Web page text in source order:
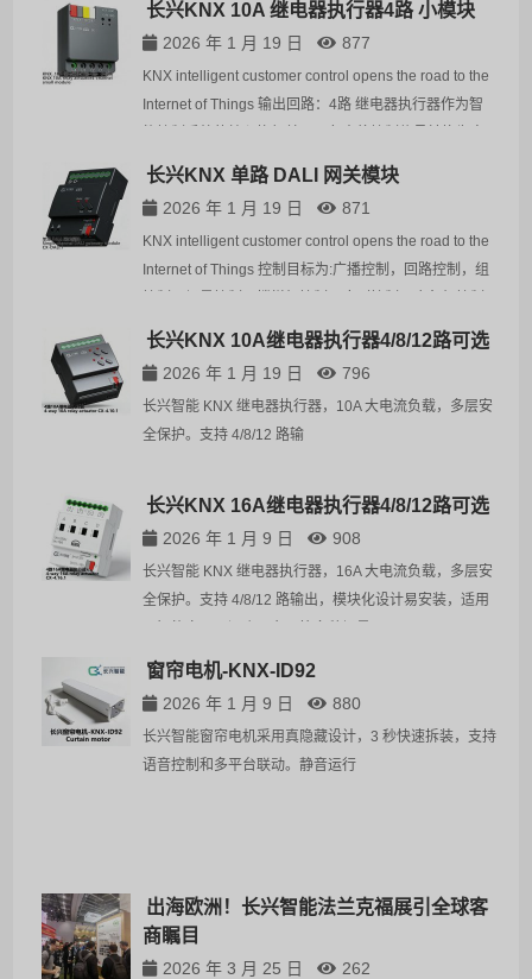
场景设计。这款传感器具备精准的人体移动和存在检
测…
长兴KNX 10A 继电器执行器4路 小模块
2026 年 1 月 19 日 877
KNX intelligent customer control opens the road to the
Internet of Things 输出回路：4路 继电器执行器作为智
际的电气控制动作，实现对灯光、窗帘、空调等设备的
智能化控制。产品具备高效稳定、智能控制、多层…
长兴KNX 单路 DALI 网关模块
2026 年 1 月 19 日 871
KNX intelligent customer control opens the road to the
Internet of Things 控制目标为:广播控制，回路控制，组
DALI网关 CX-DALi.1是一款基于KNX通讯协议的DALI-2
调光控制模块。设备具有单回路控制、区域/组控…
长兴KNX 10A继电器执行器4/8/12路可选
2026 年 1 月 19 日 796
长兴智能 KNX 继电器执行器，10A 大电流负载，多层安
全保护。支持 4/8/12 路输
长兴KNX 16A继电器执行器4/8/12路可选
2026 年 1 月 9 日 908
长兴智能 KNX 继电器执行器，16A 大电流负载，多层安
全保护。支持 4/8/12 路输出，模块化设计易安装，适用
窗帘电机-KNX-ID92
2026 年 1 月 9 日 880
长兴智能窗帘电机采用真隐藏设计，3 秒快速拆装，支持
语音控制和多平台联动。静音运行
能照
出海欧洲！长兴智能法兰克福展引全球客
商瞩目
2026 年 3 月 25 日 262